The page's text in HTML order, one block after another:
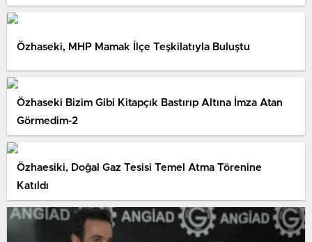
Özhaseki, MHP Mamak İlçe Teşkilatıyla Buluştu
Özhaseki Bizim Gibi Kitapçık Bastırıp Altına İmza Atan
Görmedim-2
Özhaesiki, Doğal Gaz Tesisi Temel Atma Törenine
Katıldı